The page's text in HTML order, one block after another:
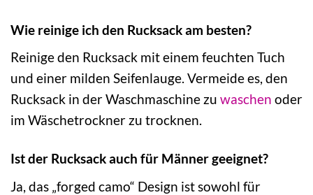
Wie reinige ich den Rucksack am besten?
Reinige den Rucksack mit einem feuchten Tuch
und einer milden Seifenlauge. Vermeide es, den
Rucksack in der Waschmaschine zu waschen oder
im Wäschetrockner zu trocknen.
Ist der Rucksack auch für Männer geeignet?
Ja, das „forged camo“ Design ist sowohl für